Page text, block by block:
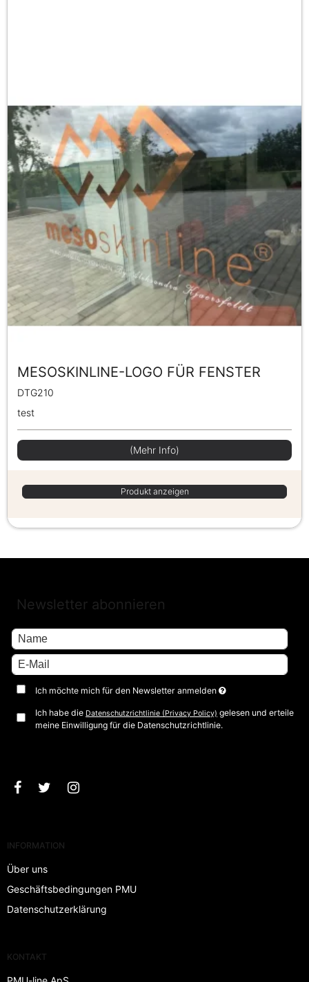
MESOSKINLINE-LOGO FÜR FENSTER
DTG210
test
(Mehr Info)
Produkt anzeigen
Newsletter abonnieren
Ich möchte mich für den Newsletter anmelden
Ich habe die Datenschutzrichtlinie (Privacy Policy) gelesen und erteile
meine Einwilligung für die Datenschutzrichtlinie.
INFORMATION
Über uns
Geschäftsbedingungen PMU
Datenschutzerklärung
KONTAKT